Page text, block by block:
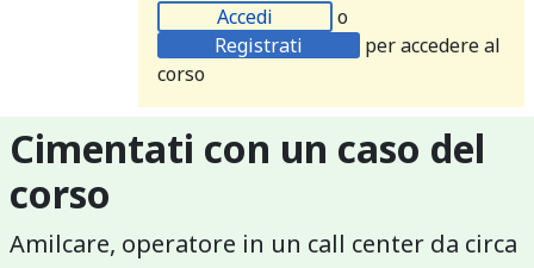
Accedi
o
Registrati
per accedere al
corso
Cimentati con un caso del
corso
Amilcare, operatore in un call center da circa